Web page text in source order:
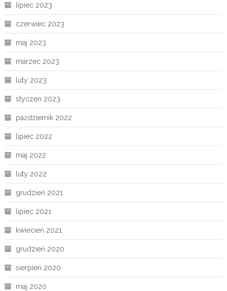
lipiec 2023
czerwiec 2023
maj 2023
marzec 2023
luty 2023
styczeń 2023
październik 2022
lipiec 2022
maj 2022
luty 2022
grudzień 2021
lipiec 2021
kwiecień 2021
grudzień 2020
sierpień 2020
maj 2020